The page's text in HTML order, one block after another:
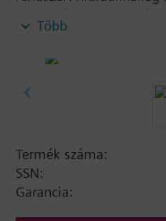
technológiai
funkciót képes
tökéletes hidraulikai
optimális kialakítású
teszi lehetővé, és
nyomásingadozások
Több
Termék száma:
SSN:
Garancia: